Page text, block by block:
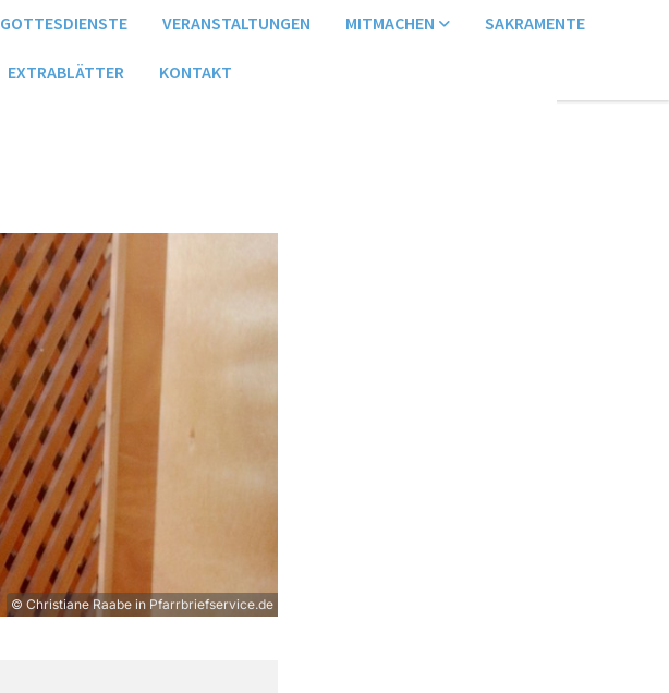
GOTTESDIENSTE VERANSTALTUNGEN MITMACHEN SAKRAMENTE
EXTRABLÄTTER KONTAKT
© Christiane Raabe in Pfarrbriefservice.de